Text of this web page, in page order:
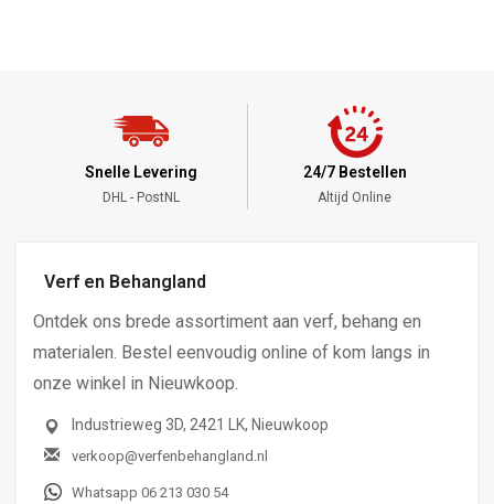
Snelle Levering
DHL - PostNL
24/7 Bestellen
Altijd Online
Verf en Behangland
Ontdek ons brede assortiment aan verf, behang en
materialen. Bestel eenvoudig online of kom langs in
onze winkel in Nieuwkoop.
Industrieweg 3D, 2421 LK, Nieuwkoop
verkoop@verfenbehangland.nl
Whatsapp 06 213 030 54